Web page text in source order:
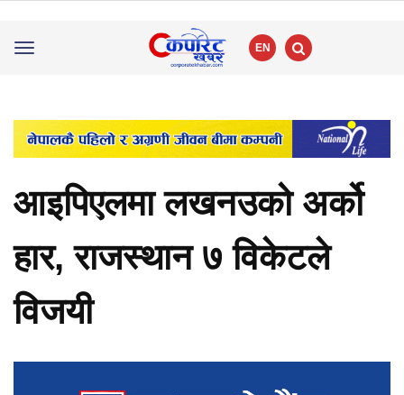
Toggle
EN
आइपिएलमा लखनउको अर्को
हार, राजस्थान ७ विकेटले
विजयी